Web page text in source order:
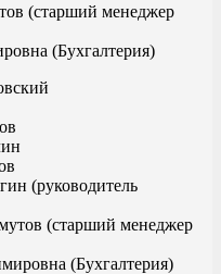
(старший менеджер
(Бухгалтерия)
(руководитель
(старший менеджер
(Бухгалтерия)